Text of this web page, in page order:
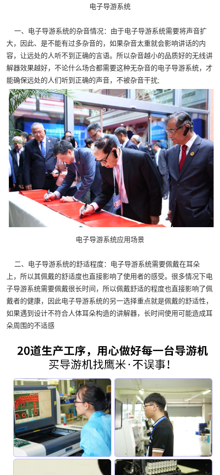
电子导游系统
一、电子导游系统的杂音情况：由于电子导游系统需要将声音扩
大，因此、是不能有过多杂音的，如果杂音太重就会影响讲话的内
容，让远处的人听不到正确的言语。所以杂音越小的品质好的无线讲
解器效果越好，不论什么场合都需要这种无杂音的电子导游系统，才
能确保远处的人们听到正确的声音，不被杂音干扰;
电子导游系统应用场景
二、电子导游系统的舒适程度：电子导游系统需要佩戴在耳朵
上，所以其佩戴的舒适度也直接影响了使用者的感受。很多情况下电
子导游系统需要佩戴很长时间，所以佩戴舒适的程度也直接影响了佩
戴者的健康，因此电子导游系统的另一选择重点就是佩戴的舒适性，
如果遇到设计不符合人体耳朵构造的讲解器，长时间使用可能造成耳
朵周围的不适感